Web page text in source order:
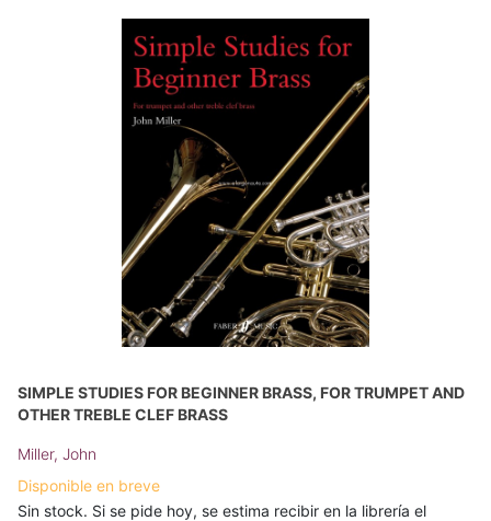
SIMPLE STUDIES FOR BEGINNER BRASS, FOR TRUMPET AND
OTHER TREBLE CLEF BRASS
Miller, John
Disponible en breve
Sin stock. Si se pide hoy, se estima recibir en la librería el